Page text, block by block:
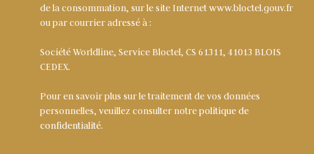
de la consommation, sur le site Internet www.bloctel.gouv.fr
ou par courrier adressé à :
Société Worldline, Service Bloctel, CS 61311, 41013 BLOIS
CEDEX.
Pour en savoir plus sur le traitement de vos données
personnelles, veuillez consulter notrepolitique de
confidentialité.